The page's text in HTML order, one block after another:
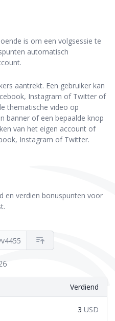
is om een volgsessie te
automatisch
aantrekt. Een gebruiker kan
Instagram of Twitter of
thematische video op
banner of een bepaalde knop
van het eigen account of
Instagram of Twitter.
en verdien bonuspunten voor
Verdiend
3 USD